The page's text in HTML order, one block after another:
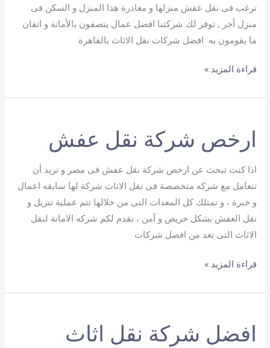
ترغب فى نقل عفش منزلها و مغادرة هذا المنزل و السكن فى
منزل أخر , توفر لك شركتنا افضل عمال يتصفون بالأمانة و اتقان
ما يقومون به افضل شركات نقل الاثاث بالقاهرة
شركات
الاثاث
قراءة المزيد »
ارخص شركة نقل عفش
اذا كنت تبحث عن ارخص شركة نقل عفش فى مصر و تريد أن
تتعامل مع شركه متخصصة فى نقل الاثاث شركة لها سابقه اعمال
و خبرة ، و تمتلك كل المعدات التى من خلالها تتم عملية تنزيل و
نقل العفش بشكل حريص و آمن ، نقدم لكم شركه الامانة لنقل
الاثاث التى تعد من افضل شركات
ارخص
نقل
قراءة المزيد »
افضل شركة نقل اثاث